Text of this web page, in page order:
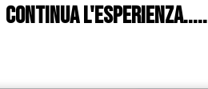
Continua l'esperienza.....